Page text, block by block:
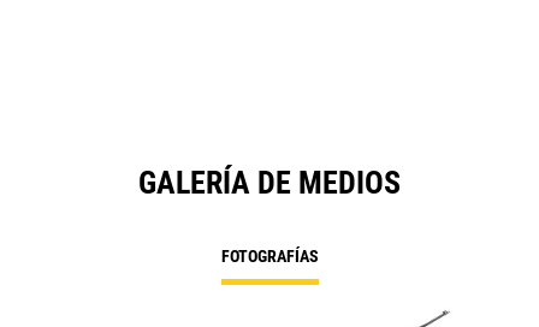
GALERÍA DE MEDIOS
FOTOGRAFÍAS